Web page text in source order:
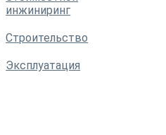
инжиниринг
Строительство
Эксплуатация